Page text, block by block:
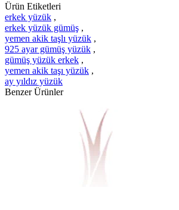
Ürün Etiketleri
erkek yüzük ,
erkek yüzük gümüş ,
yemen akik taşlı yüzük ,
925 ayar gümüş yüzük ,
gümüş yüzük erkek ,
yemen akik taşı yüzük ,
ay yıldız yüzük
Benzer Ürünler